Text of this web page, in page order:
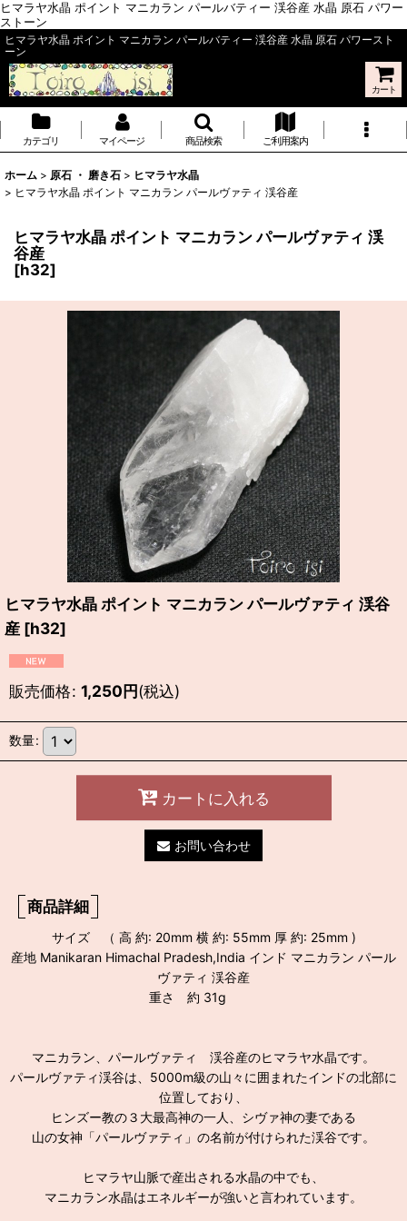
ヒマラヤ水晶 ポイント マニカラン パールバティー 渓谷産 水晶 原石 パワー
ストーン
ヒマラヤ水晶 ポイント マニカラン パールバティー 渓谷産 水晶 原石 パワースト
ーン
カート
カテゴリ マイページ 商品検索 ご利用案内
ホーム > 原石 ・ 磨き石 > ヒマラヤ水晶
> ヒマラヤ水晶 ポイント マニカラン パールヴァティ 渓谷産
ヒマラヤ水晶 ポイント マニカラン パールヴァティ 渓
谷産
[h32]
ヒマラヤ水晶 ポイント マニカラン パールヴァティ 渓谷
産 [h32]
販売価格: 1,250円(税込)
数量:
カートに入れる
お問い合わせ
商品詳細
サイズ （ 高 約: 20mm 横 約: 55mm 厚 約: 25mm )
産地 Manikaran Himachal Pradesh,India インド マニカラン パール
ヴァティ 渓谷産
重さ 約 31g
マニカラン、パールヴァティ 渓谷産のヒマラヤ水晶です。
パールヴァティ渓谷は、5000m級の山々に囲まれたインドの北部に
位置しており、
ヒンズー教の３大最高神の一人、シヴァ神の妻である
山の女神「パールヴァティ」の名前が付けられた渓谷です。
ヒマラヤ山脈で産出される水晶の中でも、
マニカラン水晶はエネルギーが強いと言われています。